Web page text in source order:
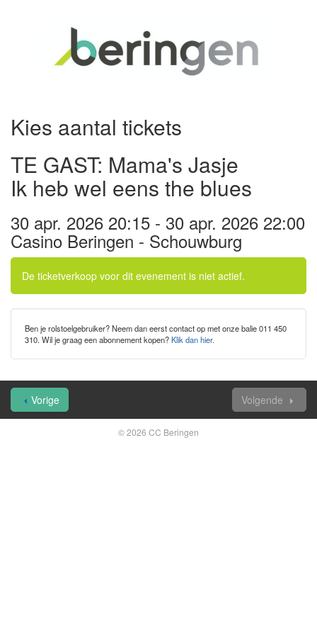
Kies aantal tickets
TE GAST: Mama's Jasje
Ik heb wel eens the blues
30 apr. 2026 20:15 - 30 apr. 2026 22:00
Casino Beringen - Schouwburg
De ticketverkoop voor dit evenement is niet actief.
Ben je rolstoelgebruiker? Neem dan eerst contact op met onze balie 011 450
310. Wil je graag een abonnement kopen?Klik dan hier.
Vorige Volgende
© 2026 CC Beringen